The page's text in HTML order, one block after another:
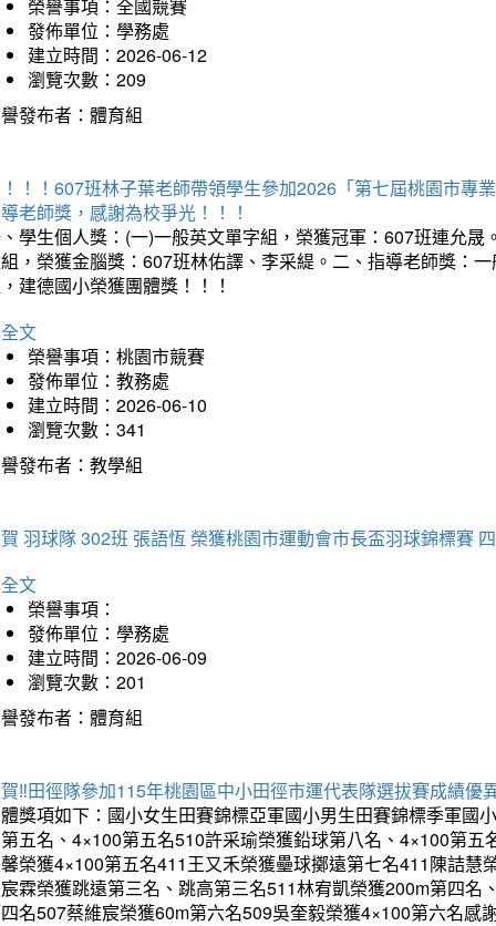
榮譽事項：全國競賽
發佈單位：學務處
建立時間：2026-06-12
瀏覽次數：209
發布者：體育組
！！607班林子葉老師帶領學生參加2026「第七屆桃園市專
老師獎，感謝為校爭光！！！
學生個人獎：(一)一般英文單字組，榮獲冠軍：607班連允
，榮獲金腦獎：607班林佑譯、李采緹。二、指導老師獎：
建德國小榮獲團體獎！！！
文
榮譽事項：桃園市競賽
發佈單位：教務處
建立時間：2026-06-10
瀏覽次數：341
發布者：教學組
羽球隊 302班 張語恆 榮獲桃園市運動會市長盃羽球錦標賽
文
榮譽事項：
發佈單位：學務處
建立時間：2026-06-09
瀏覽次數：201
發布者：體育組
‼️田徑隊參加115年桃園區中小田徑市運代表隊選拔賽成績優
獎項如下：國小女生田賽錦標亞軍國小男生田賽錦標季軍國
五名、4×100第五名510許采瑜榮獲鉛球第八名、4×100第
榮獲4×100第五名411王又禾榮獲壘球擲遠第七名411陳詰
霖榮獲跳遠第三名、跳高第三名511林宥凱榮獲200m第四
名507蔡維宸榮獲60m第六名509吳奎毅榮獲4×100第六名